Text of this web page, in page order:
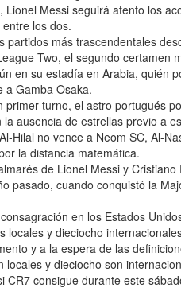
Lionel Messi seguirá atento los
los dos.
partidos más trascendentales
Two, el segundo certamen
en su estadía en Arabia, quién
a Gamba Osaka.
primer turno, el astro portugués
la ausencia de estrellas previo a
Hilal no vence a Neom SC, Al-
la distancia matemática.
de Lionel Messi y
pasado, cuando conquistó la
en los Estados
locales y dieciocho
y a la espera de las
locales y dieciocho son
CR7 consigue durante este